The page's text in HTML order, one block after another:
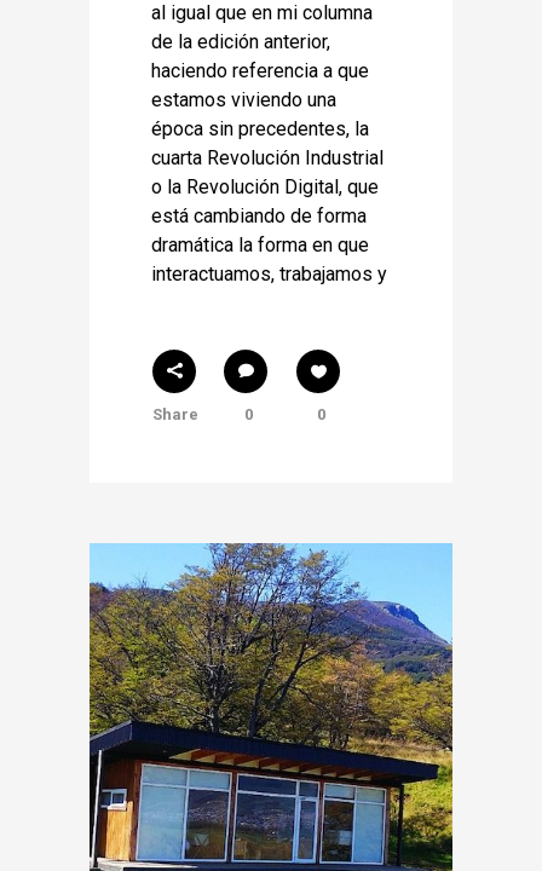
al igual que en mi columna
de la edición anterior,
haciendo referencia a que
estamos viviendo una
época sin precedentes, la
cuarta Revolución Industrial
o la Revolución Digital, que
está cambiando de forma
dramática la forma en que
interactuamos, trabajamos y
Share 0 0